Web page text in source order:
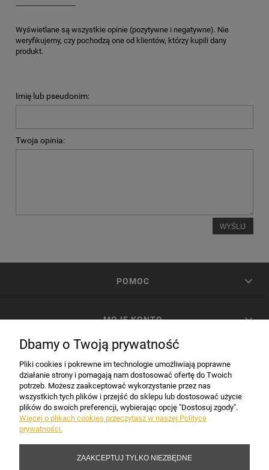
Wyświetlane są wszystkie opinie (pozytywne i negatywne). Nie
weryfikujemy, czy pochodzą one od klientów, którzy kupili dany
produkt.
Imię lub pseudonim:
Twoja opinia:
WYŚLIJ
POMOC
MOJE KONTO
INFORMACJE
Dbamy o Twoją prywatność
Pliki cookies i pokrewne im technologie umożliwiają poprawne
działanie strony i pomagają nam dostosować ofertę do Twoich
potrzeb. Możesz zaakceptować wykorzystanie przez nas
wszystkich tych plików i przejść do sklepu lub dostosować użycie
plików do swoich preferencji, wybierając opcję "Dostosuj zgody".
Więcej o plikach cookies przeczytasz w naszej Polityce
prywatności.
ZAAKCEPTUJ TYLKO NIEZBĘDNE